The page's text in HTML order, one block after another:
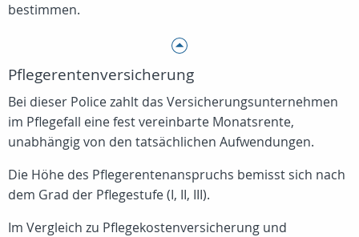
bestimmen.
Pflegerentenversicherung
Bei dieser Police zahlt das Versicherungsunternehmen
im Pflegefall eine fest vereinbarte Monatsrente,
unabhängig von den tatsächlichen Aufwendungen.
Die Höhe des Pflegerentenanspruchs bemisst sich nach
dem Grad der Pflegestufe (I, II, III).
Im Vergleich zu Pflegekostenversicherung und